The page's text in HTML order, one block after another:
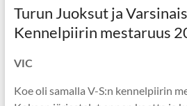
Turun Juoksut ja
Kennelpiirin mestaruus
VIC
Koe oli samalla V-S:n kennelpiirin